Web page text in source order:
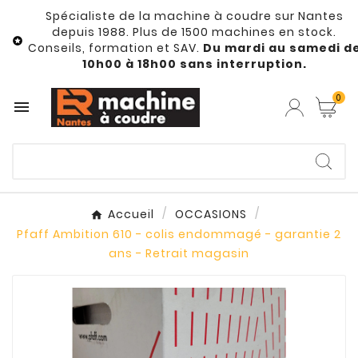

Spécialiste de la machine à coudre sur Nantes
depuis 1988. Plus de 1500 machines en stock.
Conseils, formation et SAV. Du mardi au samedi
10h00 à 18h00 sans interruption.
 0
Accueil
OCCASIONS
Pfaff Ambition 610 - colis endommagé - garantie 2
ans - Retrait magasin